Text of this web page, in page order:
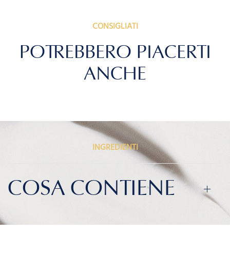
CONSIGLIATI
POTREBBERO PIACERTI
ANCHE
INGREDIENTI
COSA CONTIENE